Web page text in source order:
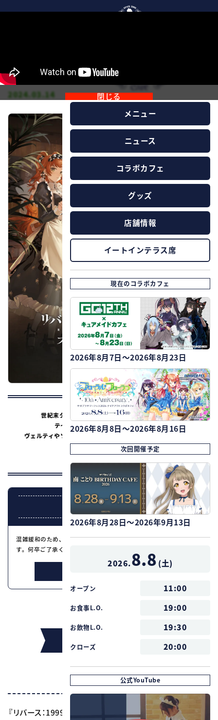
メニュー
ニュース
コラボカフェ
グッズ
店舗情報
イートインテラス席
現在のコラボカフェ
2026年8月7日～2026年8月23日
2026年8月8日～2026年8月16日
次回開催予定
2026年8月28日～2026年9月13日
2026.8.8 (土)
オープン 11:00
お食事L.O. 19:00
お飲物L.O. 19:30
クローズ 20:00
公式YouTube
閉じる
ツケース外の日常 ~雨晴れの日に~
2024.03.14
世紀末タイムリバースRPG『リバース：1999』の
テイクアウトドリンクの コラボが開催！
ヴェルティやソネットたちを イメージした
ドリンクをご提供。
コラボドリンクご注文で特典も！
グッズや展示もお楽しみに♪
整理券配布について
混雑緩和のため、一部日程の入場を整理券制とさせていただきま
す。何卒ご了承ください。
インフォメーション
タイトル
『リバース：1999』×キュアメイドカフェ スーツケース外の日